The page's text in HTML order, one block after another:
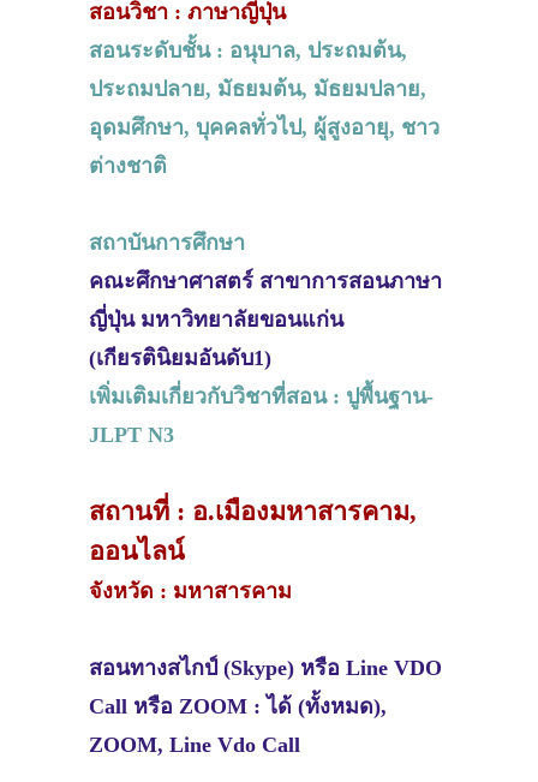
สอนวิชา : ภาษาญี่ปุ่น
สอนระดับชั้น : อนุบาล, ประถมต้น,
ประถมปลาย, มัธยมต้น, มัธยมปลาย,
อุดมศึกษา, บุคคลทั่วไป, ผู้สูงอายุ, ชาว
ต่างชาติ
สถาบันการศึกษา
คณะศึกษาศาสตร์ สาขาการสอนภาษา
ญี่ปุ่น มหาวิทยาลัยขอนแก่น
(เกียรตินิยมอันดับ1)
เพิ่มเติมเกี่ยวกับวิชาที่สอน : ปูพื้นฐาน-
JLPT N3
สถานที่ : อ.เมืองมหาสารคาม,
ออนไลน์
จังหวัด : มหาสารคาม
สอนทางสไกป์ (Skype) หรือ Line VDO
Call หรือ ZOOM : ได้ (ทั้งหมด),
ZOOM, Line Vdo Call